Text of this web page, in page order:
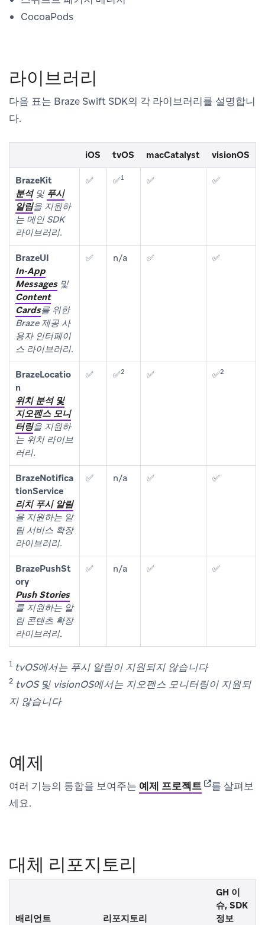
CocoaPods
라이브러리
다음 표는 Braze Swift SDK의 각 라이브러리를 설명합니
다.
iOS tvOS macCatalyst visionOS
BrazeKit
분석및 푸시
알림을 지원하
는 메인 SDK
라이브러리.
✅ ✅1 ✅ ✅
BrazeUI
In-App
Messages및
Content
Cards를 위한
Braze 제공 사
용자 인터페이
스 라이브러리.
✅ n/a ✅ ✅
BrazeLocatio
n
위치 분석 및
지오펜스 모니
터링을 지원하
는 위치 라이브
러리.
✅ ✅2 ✅ ✅2
BrazeNotifica
tionService
리치 푸시 알림
을 지원하는 알
림 서비스 확장
라이브러리.
✅ n/a ✅ ✅
BrazePushSt
ory
Push Stories
를 지원하는 알
림 콘텐츠 확장
라이브러리.
✅ n/a ✅ ✅
1 tvOS에서는 푸시 알림이 지원되지 않습니다
2 tvOS 및 visionOS에서는 지오펜스 모니터링이 지원되
지 않습니다
예제
여러 기능의 통합을 보여주는 예제 프로젝트(opens in
를 살펴보
세요.
대체 리포지토리
배리언트 리포지토리
GH 이
슈, SDK
정보